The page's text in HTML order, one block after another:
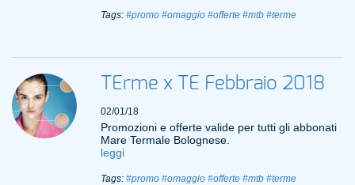
Tags: #promo #omaggio #offerte #mtb #terme
TErme x TE Febbraio 2018
02/01/18
Promozioni e offerte valide per tutti gli abbonati
Mare Termale Bolognese.
leggi
Tags: #promo #omaggio #offerte #mtb #terme